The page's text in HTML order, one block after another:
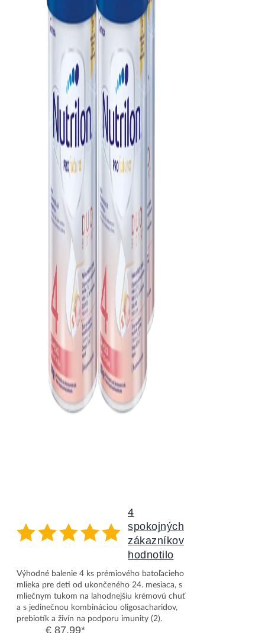
4
spokojných
zákazníkov
hodnotilo
Výhodné balenie 4 ks prémiového batoľacieho
mlieka pre deti od ukončeného 24. mesiaca, s
mliečnym tukom na lahodnejšiu krémovú chuť
a s jedinečnou kombináciou oligosacharidov,
prebiotík a živín na podporu imunity (2).
€ 87,99*